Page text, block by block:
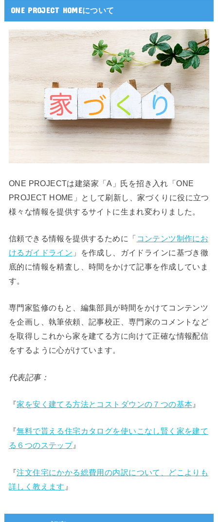
ONE PROJECT HOMEについて
ONE PROJECTは建築家「A」氏を招き入れ「ONE
PROJECT HOME」として刷新し、家づくりに役に立つ
様々な情報を提供するサイトに生まれ変わりました。
信頼できる情報を提供するために「 コンテンツ制作にお
けるガイドライン 」を作成し、ガイドラインに基づき徹
底的に情報を精査し、時間をかけて記事を作成していま
す。
専門家監修のもと、編集部員が時間をかけてコンテンツ
を企画し、執筆依頼、記事校正、専門家のコメントなど
を取得しこれから家を建てる方に向けて正確な情報配信
をするように心がけています。
代表記事：
『家を安く建てる方法とコストダウンの７つの基本 』
『無料で貰える住宅カタログを使いこなし賢く家を建て
る６つのステップ』
『注文住宅にかかる総費用の内訳について、どこよりも
詳しく教えます 』